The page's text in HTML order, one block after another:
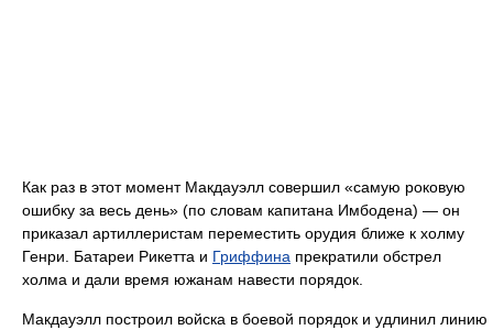
Как раз в этот момент Макдауэлл совершил «самую роковую
ошибку за весь день» (по словам капитана Имбодена) — он
приказал артиллеристам переместить орудия ближе к холму
Генри. Батареи Рикетта и Гриффина прекратили обстрел
холма и дали время южанам навести порядок.
Макдауэлл построил войска в боевой порядок и удлинил линию